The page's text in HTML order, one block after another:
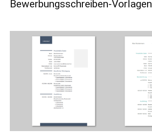
Bewerbungsschreiben-Vorlagen